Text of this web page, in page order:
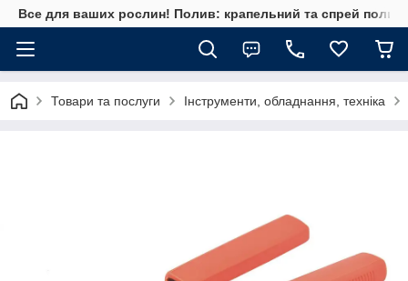
Все для ваших рослин! Полив: крапельний та спрей полив,
Товари та послуги Інструменти, обладнання, техніка